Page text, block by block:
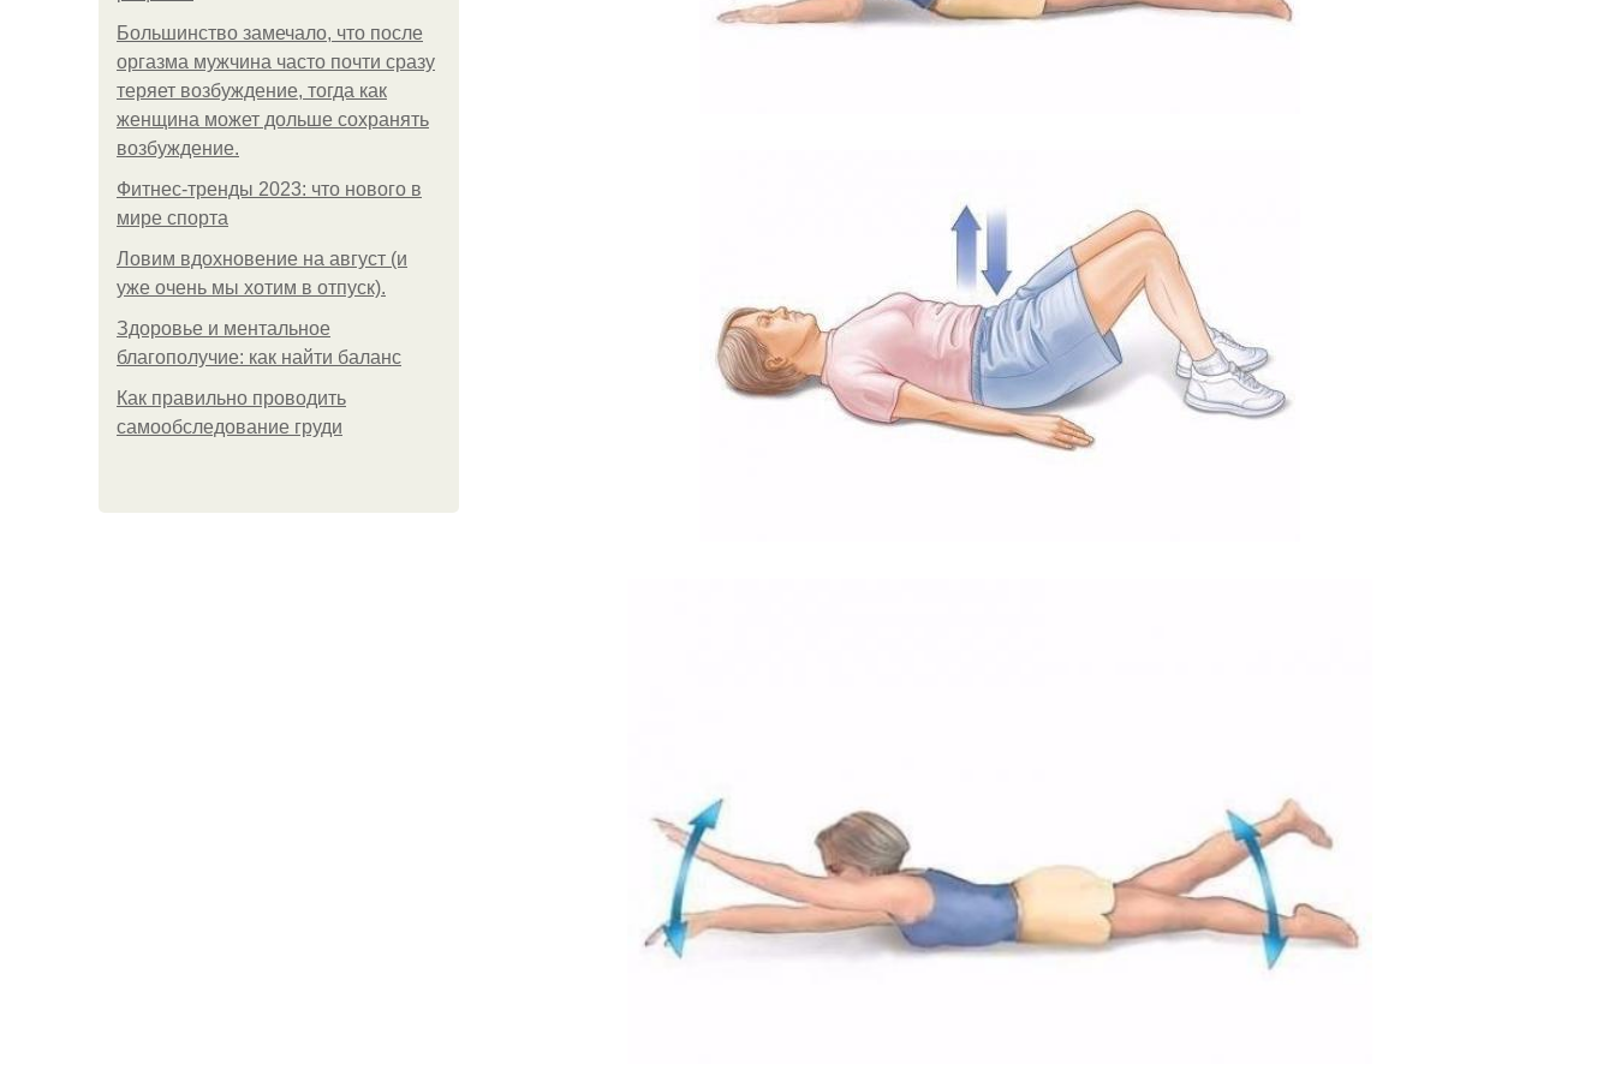
Большинство замечало, что после
оргазма мужчина часто почти сразу
теряет возбуждение, тогда как
женщина может дольше сохранять
возбуждение.
Фитнес-тренды 2023: что нового в
мире спорта
Ловим вдохновение на август (и
уже очень мы хотим в отпуск).
Здоровье и ментальное
благополучие: как найти баланс
Как правильно проводить
самообследование груди